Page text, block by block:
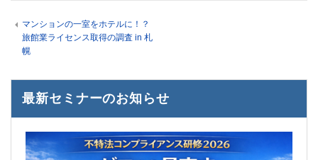
マンションの一室をホテルに！？
旅館業ライセンス取得の調査 in 札
幌
最新セミナーのお知らせ